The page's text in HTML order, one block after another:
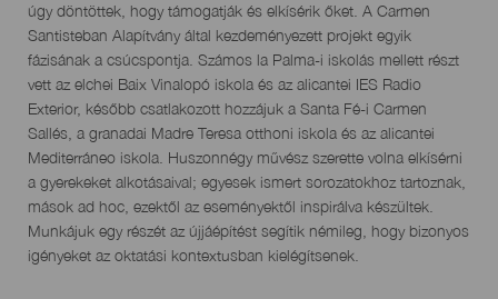
evento
úgy döntöttek, hogy támogatják és elkísérik őket. A Carmen
Santisteban Alapítvány által kezdeményezett projekt egyik
fázisának a csúcspontja. Számos la Palma-i iskolás mellett részt
vett az elchei Baix Vinalopó iskola és az alicantei IES Radio
Exterior, később csatlakozott hozzájuk a Santa Fé-i Carmen
Sallés, a granadai Madre Teresa otthoni iskola és az alicantei
Mediterráneo iskola. Huszonnégy művész szerette volna elkísérni
a gyerekeket alkotásaival; egyesek ismert sorozatokhoz tartoznak,
mások ad hoc, ezektől az eseményektől inspirálva készültek.
Munkájuk egy részét az újjáépítést segítik némileg, hogy bizonyos
igényeket az oktatási kontextusban kielégítsenek.